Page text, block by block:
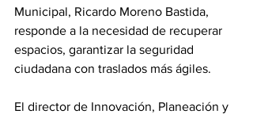
Municipal, Ricardo Moreno Bastida,
responde a la necesidad de recuperar
espacios, garantizar la seguridad
ciudadana con traslados más ágiles.
El director de Innovación, Planeación y